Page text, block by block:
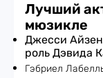
Лучший
мюзикле
Джесси
роль Дэвида
Гэбриел